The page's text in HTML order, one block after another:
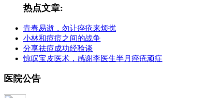
热点文章:
青春易逝，勿让痤疮来烦扰
小林和痘痘之间的战争
分享祛痘成功经验谈
惊叹宝皮医术，感谢李医生半月痤疮顽症
医院公告